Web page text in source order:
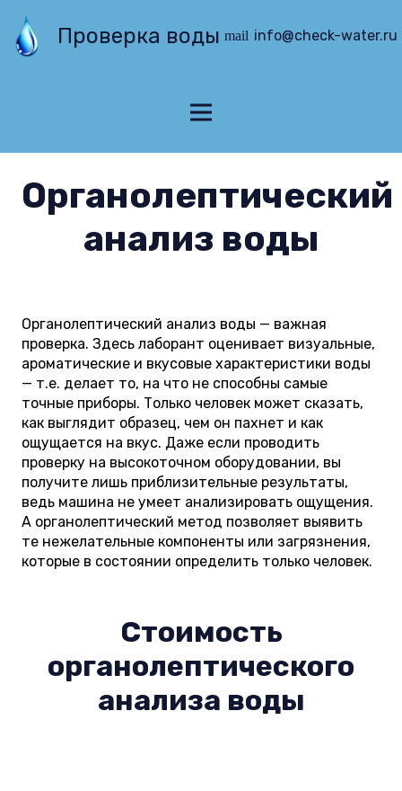
Проверка воды mail info@check-water.ru
Органолептический
анализ воды
Органолептический анализ воды — важная
проверка. Здесь лаборант оценивает визуальные,
ароматические и вкусовые характеристики воды
— т.е. делает то, на что не способны самые
точные приборы. Только человек может сказать,
как выглядит образец, чем он пахнет и как
ощущается на вкус. Даже если проводить
проверку на высокоточном оборудовании, вы
получите лишь приблизительные результаты,
ведь машина не умеет анализировать ощущения.
А органолептический метод позволяет выявить
те нежелательные компоненты или загрязнения,
которые в состоянии определить только человек.
Стоимость
органолептического
анализа воды